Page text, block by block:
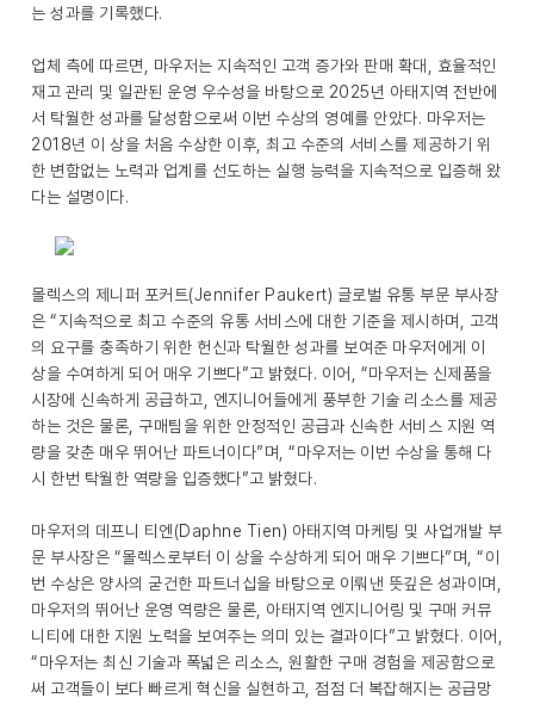
는 성과를 기록했다.
업체 측에 따르면, 마우저는 지속적인 고객 증가와 판매 확대, 효율적인
재고 관리 및 일관된 운영 우수성을 바탕으로 2025년 아태지역 전반에
서 탁월한 성과를 달성함으로써 이번 수상의 영예를 안았다. 마우저는
2018년 이 상을 처음 수상한 이후, 최고 수준의 서비스를 제공하기 위
한 변함없는 노력과 업계를 선도하는 실행 능력을 지속적으로 입증해 왔
다는 설명이다.
몰렉스의 제니퍼 포커트(Jennifer Paukert) 글로벌 유통 부문 부사장
은 “지속적으로 최고 수준의 유통 서비스에 대한 기준을 제시하며, 고객
의 요구를 충족하기 위한 헌신과 탁월한 성과를 보여준 마우저에게 이
상을 수여하게 되어 매우 기쁘다”고 밝혔다. 이어, “마우저는 신제품을
시장에 신속하게 공급하고, 엔지니어들에게 풍부한 기술 리소스를 제공
하는 것은 물론, 구매팀을 위한 안정적인 공급과 신속한 서비스 지원 역
량을 갖춘 매우 뛰어난 파트너이다”며, “마우저는 이번 수상을 통해 다
시 한번 탁월한 역량을 입증했다”고 밝혔다.
마우저의 데프니 티엔(Daphne Tien) 아태지역 마케팅 및 사업개발 부
문 부사장은 “몰렉스로부터 이 상을 수상하게 되어 매우 기쁘다”며, “이
번 수상은 양사의 굳건한 파트너십을 바탕으로 이뤄낸 뜻깊은 성과이며,
마우저의 뛰어난 운영 역량은 물론, 아태지역 엔지니어링 및 구매 커뮤
니티에 대한 지원 노력을 보여주는 의미 있는 결과이다”고 밝혔다. 이어,
“마우저는 최신 기술과 폭넓은 리소스, 원활한 구매 경험을 제공함으로
써 고객들이 보다 빠르게 혁신을 실현하고, 점점 더 복잡해지는 공급망